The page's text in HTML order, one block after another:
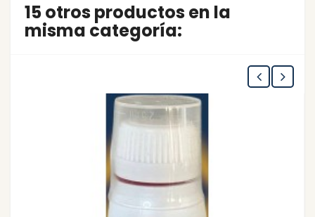
15 otros productos en la
misma categoría: